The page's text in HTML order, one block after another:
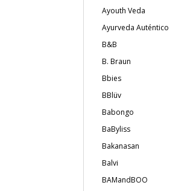
Ayouth Veda
Ayurveda Auténtico
B&B
B. Braun
Bbies
BBlüv
Babongo
BaByliss
Bakanasan
Balvi
BAMandBOO